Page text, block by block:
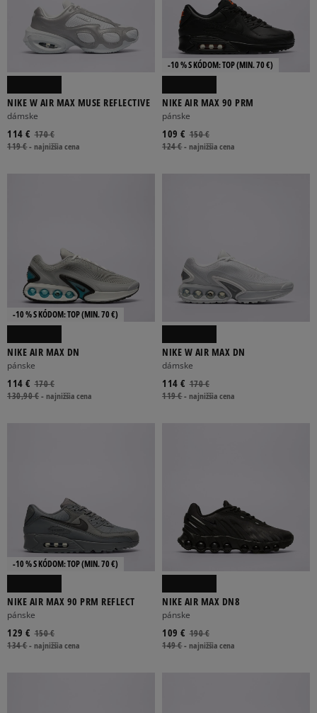
NIKE W AIR MAX MUSE REFLECTIVE
dámske
170 €
114 €
119 €-najnižšia cena
-10 % S KÓDOM: TOP (MIN. 70 €)
NIKE AIR MAX 90 PRM
pánske
150 €
109 €
124 €-najnižšia cena
-10 % S KÓDOM: TOP (MIN. 70 €)
NIKE AIR MAX DN
pánske
170 €
114 €
130,90 €-najnižšia cena
NIKE W AIR MAX DN
dámske
170 €
114 €
119 €-najnižšia cena
-10 % S KÓDOM: TOP (MIN. 70 €)
NIKE AIR MAX 90 PRM REFLECT
pánske
150 €
129 €
134 €-najnižšia cena
NIKE AIR MAX DN8
pánske
190 €
109 €
149 €-najnižšia cena